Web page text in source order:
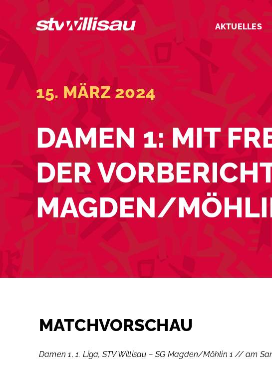
springen
AKTUELLES
15. MÄRZ 2024
DAMEN 1: MIT
DER
MAGDEN/
MATCHVORSCHAU
Damen 1, 1. Liga, STV Willisau – SG Magden/Möhlin 1 // am